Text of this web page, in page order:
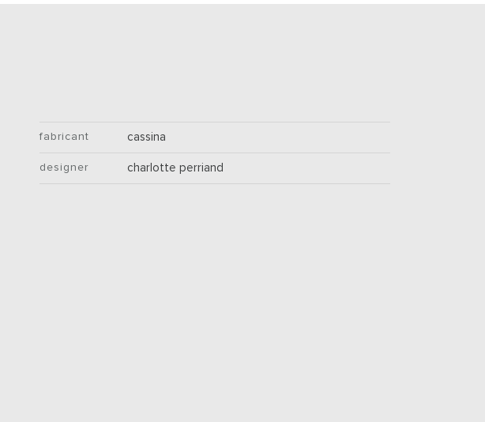
fabricant cassina
designer charlotte perriand